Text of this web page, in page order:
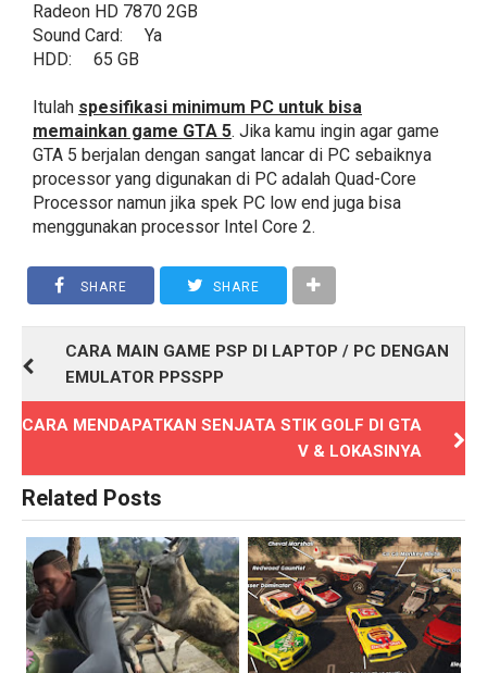
Radeon HD 7870 2GB
Sound Card: Ya
HDD: 65 GB
Itulah spesifikasi minimum PC untuk bisa
memainkan game GTA 5. Jika kamu ingin agar game
GTA 5 berjalan dengan sangat lancar di PC sebaiknya
processor yang digunakan di PC adalah Quad-Core
Processor namun jika spek PC low end juga bisa
menggunakan processor Intel Core 2.
SHARE SHARE
CARA MAIN GAME PSP DI LAPTOP / PC DENGAN
EMULATOR PPSSPP
CARA MENDAPATKAN SENJATA STIK GOLF DI GTA
V & LOKASINYA
Related Posts